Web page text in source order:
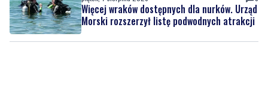
Więcej wraków dostępnych dla nurków. Urząd
Morski rozszerzył listę podwodnych atrakcji